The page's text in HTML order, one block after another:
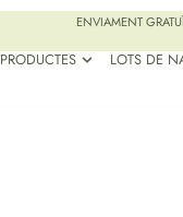
ENVIAMENT
PRODUCTES LOTS DE